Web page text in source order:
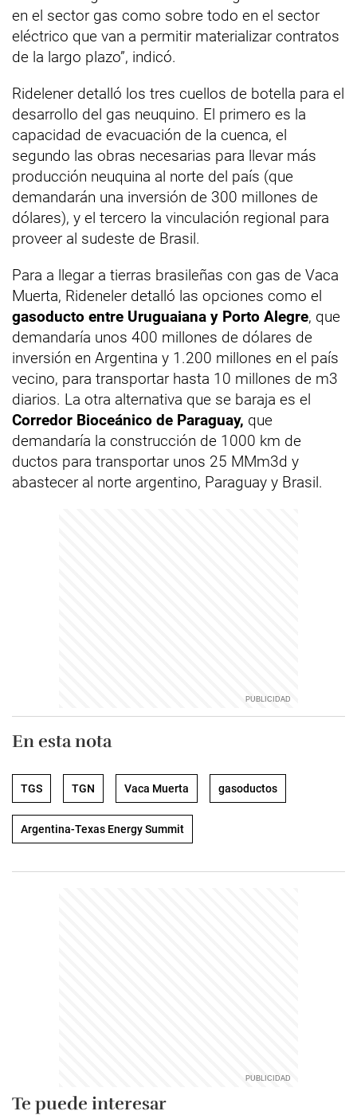
en el sector gas como sobre todo en el sector
eléctrico que van a permitir materializar contratos
de la largo plazo”, indicó.
Ridelener detalló los tres cuellos de botella para el
desarrollo del gas neuquino. El primero es la
capacidad de evacuación de la cuenca, el
segundo las obras necesarias para llevar más
producción neuquina al norte del país (que
demandarán una inversión de 300 millones de
dólares), y el tercero la vinculación regional para
proveer al sudeste de Brasil.
Para a llegar a tierras brasileñas con gas de Vaca
Muerta, Rideneler detalló las opciones como el
gasoducto entre Uruguaiana y Porto Alegre, que
demandaría unos 400 millones de dólares de
inversión en Argentina y 1.200 millones en el país
vecino, para transportar hasta 10 millones de m3
diarios. La otra alternativa que se baraja es el
Corredor Bioceánico de Paraguay, que
demandaría la construcción de 1000 km de
ductos para transportar unos 25 MMm3d y
abastecer al norte argentino, Paraguay y Brasil.
En esta nota
TGS TGN Vaca Muerta gasoductos
Argentina-Texas Energy Summit
Te puede interesar